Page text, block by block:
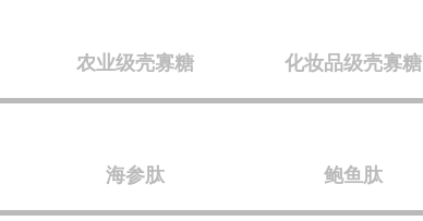
农业级壳寡糖 化妆品级壳寡糖
海参肽 鲍鱼肽